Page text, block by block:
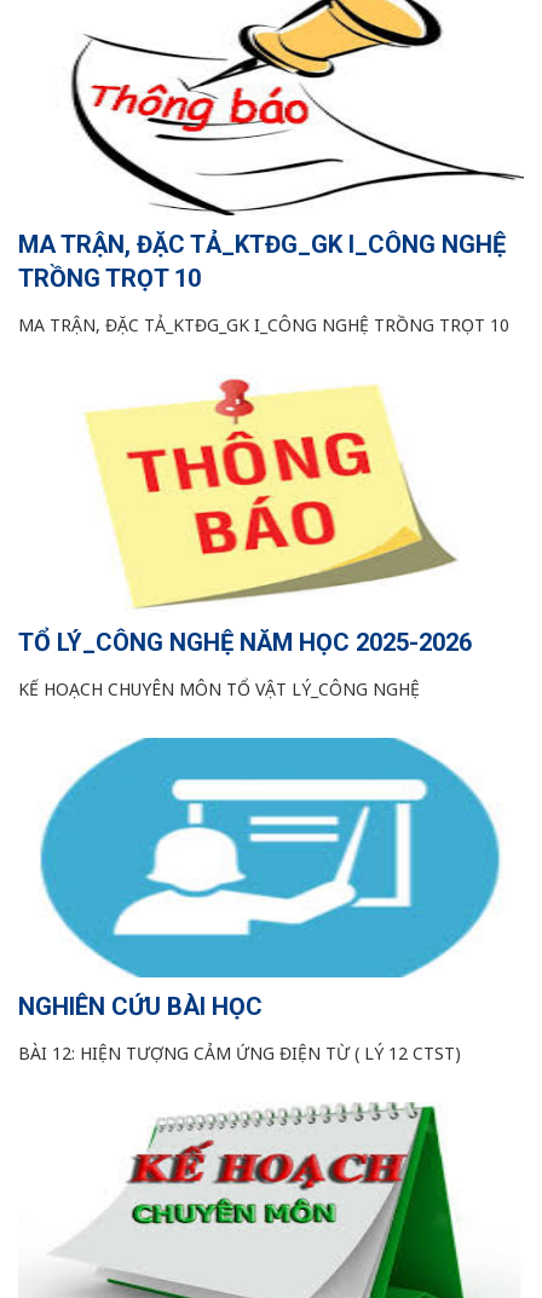
MA TRẬN, ĐẶC TẢ_KTĐG_GK I_CÔNG NGHỆ
TRỒNG TRỌT 10
MA TRẬN, ĐẶC TẢ_KTĐG_GK I_CÔNG NGHỆ TRỒNG TRỌT 10
TỔ LÝ_CÔNG NGHỆ NĂM HỌC 2025-2026
KẾ HOẠCH CHUYÊN MÔN TỔ VẬT LÝ_CÔNG NGHỆ
NGHIÊN CỨU BÀI HỌC
BÀI 12: HIỆN TƯỢNG CẢM ỨNG ĐIỆN TỪ ( LÝ 12 CTST)